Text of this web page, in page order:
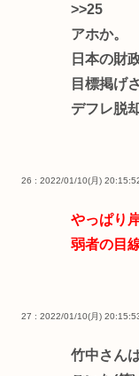
>>25
アホか。
日本の財
目標掲げ
デフレ脱
26 : 2022/01/10(月)
やっぱり
弱者の目
27 : 2022/01/10(月)
竹中さん